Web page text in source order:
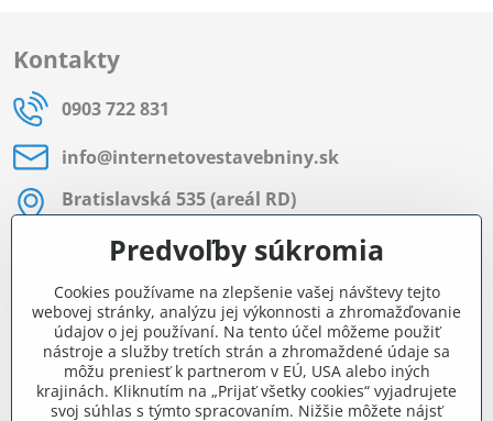
Kontakty
0903 722 831
info​@internetovestavebniny​.sk
Bratislavská 535 (areál RD)
Most pri Bratislave
Pon - Pia 8:00 - 11:30 a 12:15 - 15:30
Facebook
Navigácia
Predvoľby súkromia
Cookies používame na zlepšenie vašej návštevy tejto
webovej stránky, analýzu jej výkonnosti a zhromažďovanie
údajov o jej používaní. Na tento účel môžeme použiť
nástroje a služby tretích strán a zhromaždené údaje sa
môžu preniesť k partnerom v EÚ, USA alebo iných
krajinách. Kliknutím na „Prijať všetky cookies“ vyjadrujete
svoj súhlas s týmto spracovaním. Nižšie môžete nájsť